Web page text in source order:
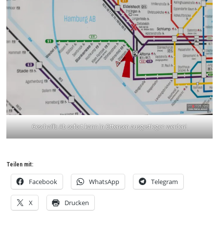
Geschafft: Ab sofort kann in Ottensen ausgestiegen werden!
Teilen mit:
Facebook WhatsApp Telegram
X Drucken